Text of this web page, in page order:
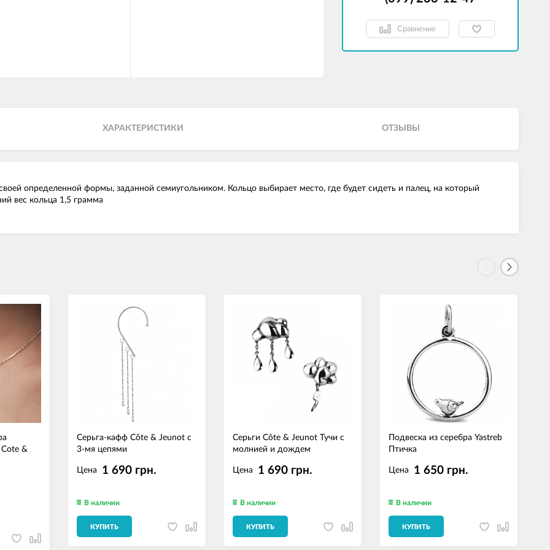
Сравнение
ХАРАКТЕРИСТИКИ ОТЗЫВЫ
определенной формы, заданной семиугольником. Кольцо выбирает место, где будет сидеть и палец, на который
вес кольца 1,5 грамма
&
Серьга-кафф Côte & Jeunot с
3-мя цепями
Цена 1 690 грн.
В наличии
КУПИТЬ
Серьги Côte & Jeunot Тучи с
молнией и дождем
Цена 1 690 грн.
В наличии
КУПИТЬ
Подвеска из серебра Yastreb
Птичка
Цена 1 650 грн.
В наличии
КУПИТЬ